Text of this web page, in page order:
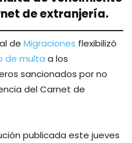
de extranjería.
de Migraciones flexibilizó
de multa a los
sancionados por no
del Carnet de
publicada este jueves